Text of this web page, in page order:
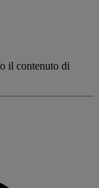
il contenuto di